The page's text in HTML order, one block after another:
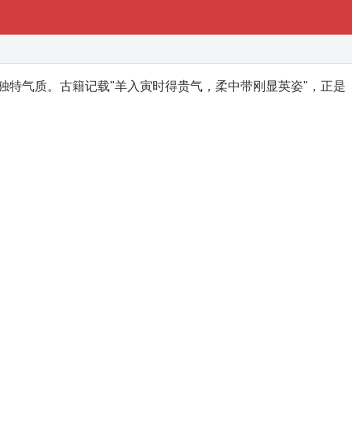
气质。古籍记载"羊入寅时得贵气，柔中带刚显英姿"，正是